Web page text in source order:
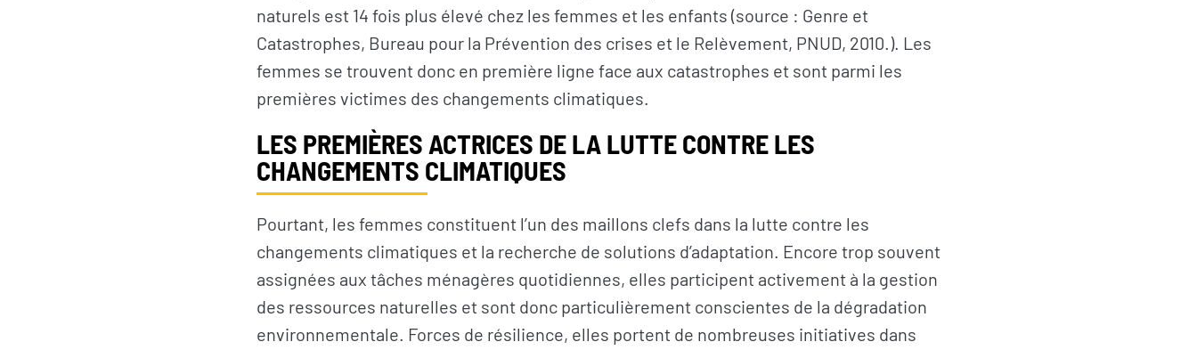
RECRUTEMENT NEWSLETTER FAIRE UN DON
naturels est 14 fois plus élevé chez les femmes et les enfants (source : Genre et
Catastrophes, Bureau pour la Prévention des crises et le Relèvement, PNUD, 2010.). Les
femmes se trouvent donc en première ligne face aux catastrophes et sont parmi les
premières victimes des changements climatiques.
LES PREMIÈRES ACTRICES DE LA LUTTE CONTRE LES
CHANGEMENTS CLIMATIQUES
Pourtant, les femmes constituent l’un des maillons clefs dans la lutte contre les
changements climatiques et la recherche de solutions d’adaptation. Encore trop souvent
assignées aux tâches ménagères quotidiennes, elles participent activement à la gestion
des ressources naturelles et sont donc particulièrement conscientes de la dégradation
environnementale. Forces de résilience, elles portent de nombreuses initiatives dans